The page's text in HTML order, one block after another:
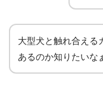
大型犬と触れ合える
あるのか知りたいな